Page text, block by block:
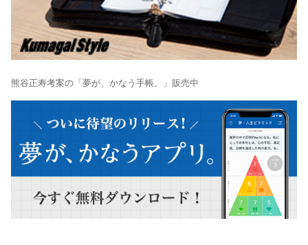
熊谷正寿考案の「夢が、かなう手帳。」販売中